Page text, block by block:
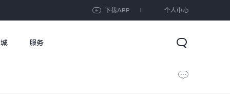
下载APP 个人中心
服务